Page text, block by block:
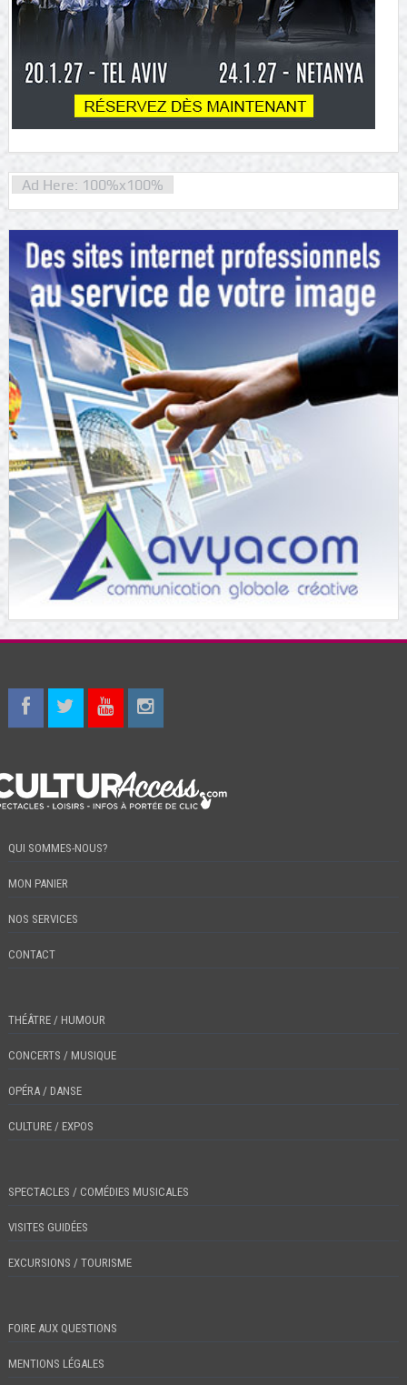
Ad Here: 100%x100%
QUI SOMMES-NOUS?
MON PANIER
NOS SERVICES
CONTACT
THÉÂTRE / HUMOUR
CONCERTS / MUSIQUE
OPÉRA / DANSE
CULTURE / EXPOS
SPECTACLES / COMÉDIES MUSICALES
VISITES GUIDÉES
EXCURSIONS / TOURISME
FOIRE AUX QUESTIONS
MENTIONS LÉGALES